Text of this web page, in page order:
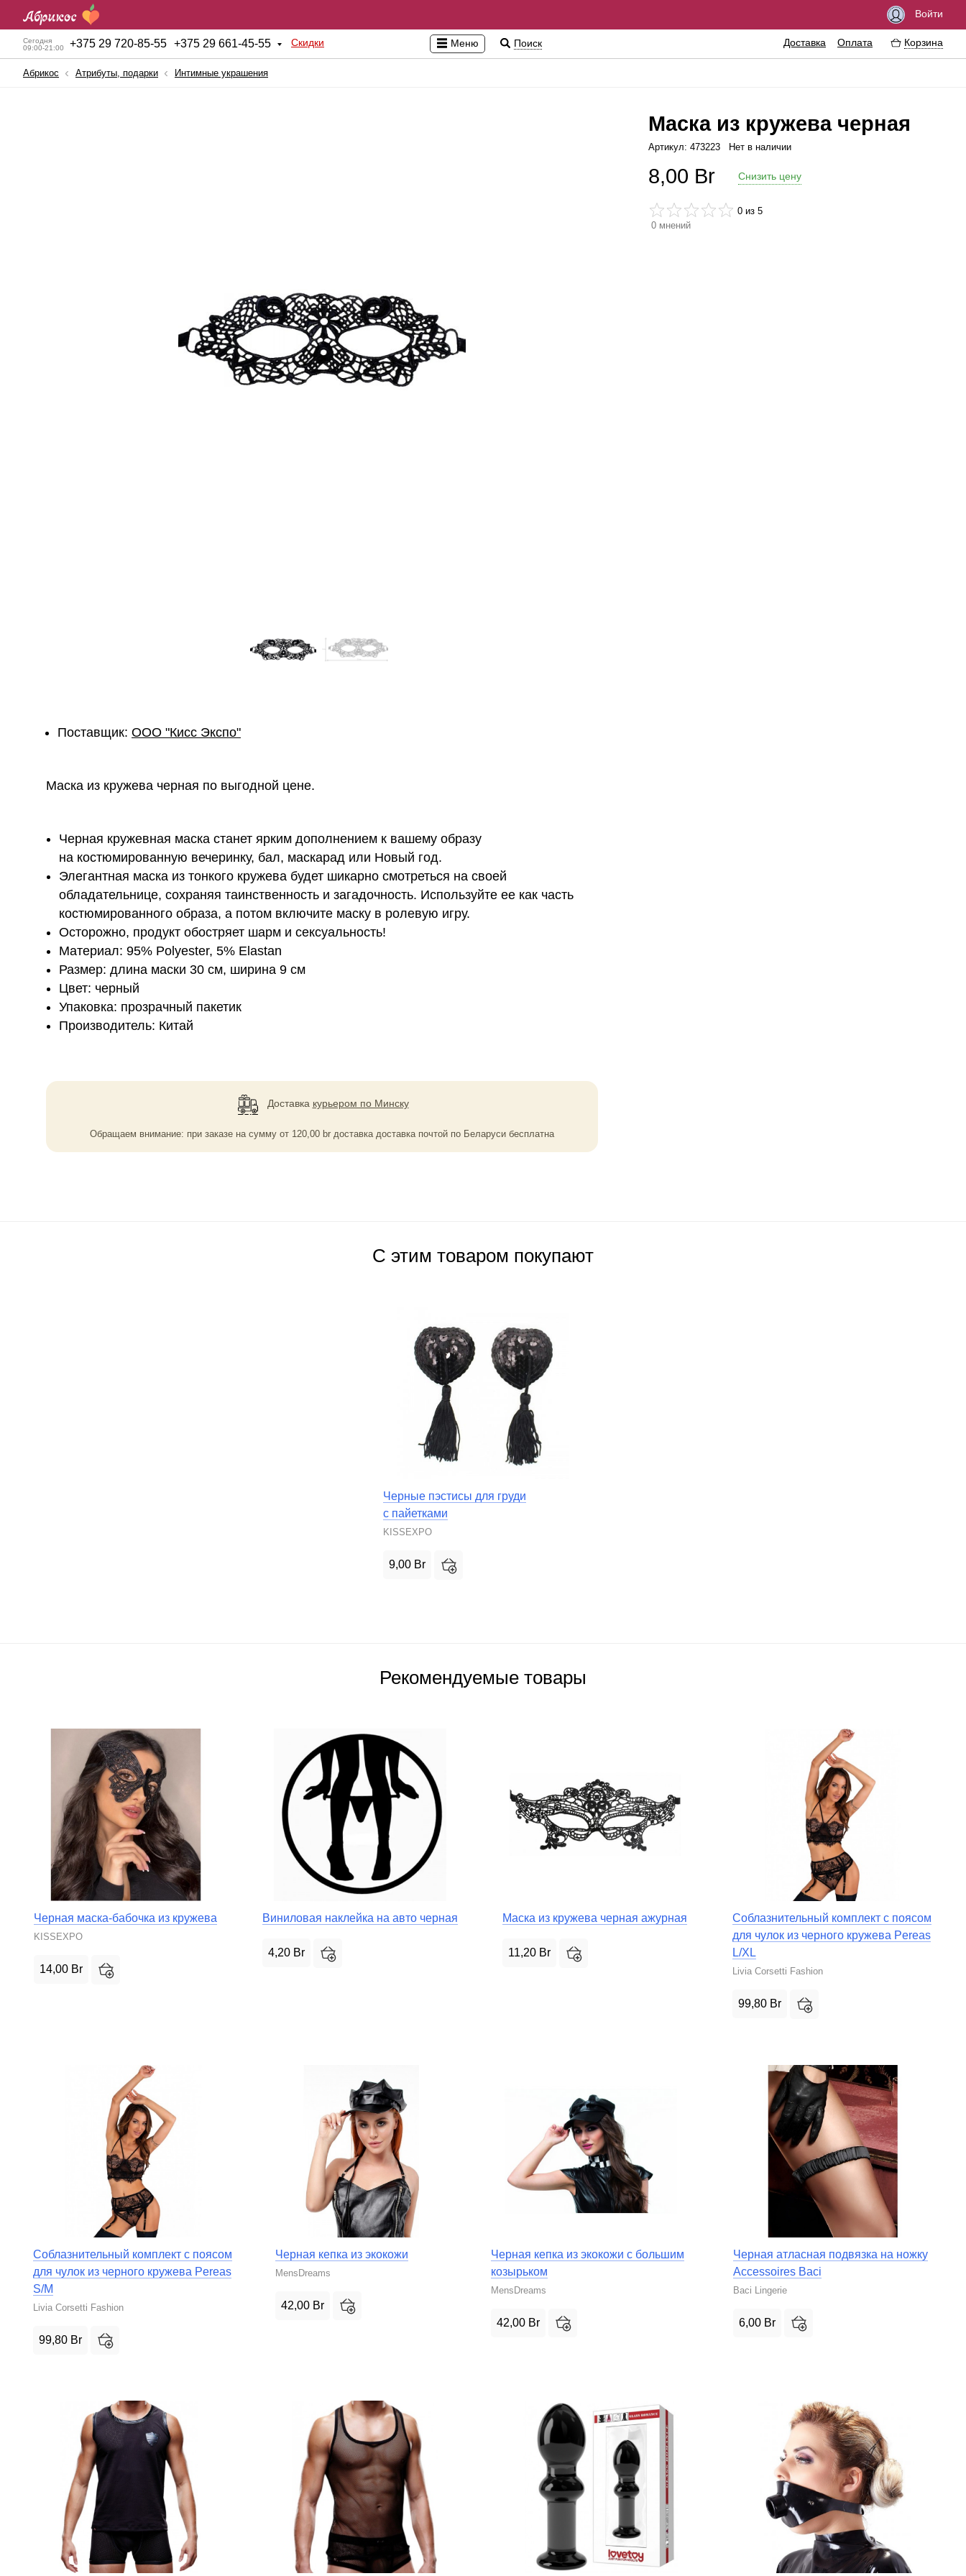
Войти
Сегодня
09:00-21:00
+375 29 720-85-55 +375 29 661-45-55 Скидки Меню Поиск Доставка Оплата Корзина
Фаллоимитаторы
Эротические наборы
Платья
Трусики, юбочки
Смазки
Презервативы
Интимная гигиена
Интимные украшения
Абрикос Атрибуты, подарки Интимные украшения
Маска из кружева черная
Артикул: 473223 Нет в наличии
8,00 Br Снизить цену
0 из 5
0 мнений
Поставщик: ОOО "Кисс Экспо"
Маска из кружева черная по выгодной цене.
Черная кружевная маска станет ярким дополнением к вашему образу
на костюмированную вечеринку, бал, маскарад или Новый год.
Элегантная маска из тонкого кружева будет шикарно смотреться на своей
обладательнице, сохраняя таинственность и загадочность. Используйте ее как часть
костюмированного образа, а потом включите маску в ролевую игру.
Осторожно, продукт обостряет шарм и сексуальность!
Материал: 95% Polyester, 5% Elastan
Размер: длина маски 30 см, ширина 9 см
Цвет: черный
Упаковка: прозрачный пакетик
Производитель: Китай
Доставка курьером по Минску
Обращаем внимание: при заказе на сумму от 120,00 br доставка доставка почтой по Беларуси бесплатна
С этим товаром покупают
Черные пэстисы для груди
с пайетками
KISSEXPO
9,00 Br
Рекомендуемые товары
Черная маска-бабочка из кружева
KISSEXPO
14,00 Br
Виниловая наклейка на авто черная
4,20 Br
Маска из кружева черная ажурная
11,20 Br
Соблазнительный комплект с поясом
для чулок из черного кружева Pereas
L/XL
Livia Corsetti Fashion
99,80 Br
Соблазнительный комплект с поясом
для чулок из черного кружева Pereas
S/M
Livia Corsetti Fashion
99,80 Br
Черная кепка из экокожи
MensDreams
42,00 Br
Черная кепка из экокожи с большим
козырьком
MensDreams
42,00 Br
Черная атласная подвязка на ножку
Accessoires Baci
Baci Lingerie
6,00 Br